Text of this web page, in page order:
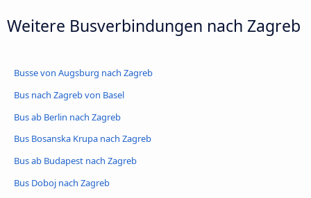
Weitere Busverbindungen nach Zagreb
Busse von Augsburg nach Zagreb
Bus nach Zagreb von Basel
Bus ab Berlin nach Zagreb
Bus Bosanska Krupa nach Zagreb
Bus ab Budapest nach Zagreb
Bus Doboj nach Zagreb